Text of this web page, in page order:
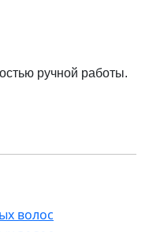
ручной работы.